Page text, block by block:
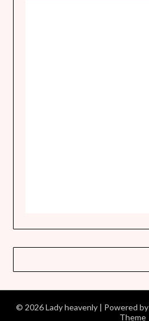
© 2026 Lady heavenly | Powered by
Theme